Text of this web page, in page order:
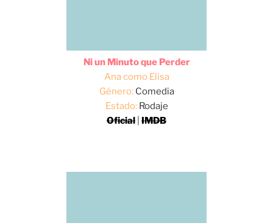
Ni un Minuto que Perder
Ana como Elisa
Género:Comedia
Estado:Rodaje
Oficial IMDB